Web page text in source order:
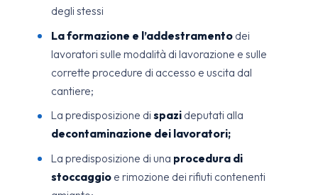
degli stessi
La formazione e l’addestramento dei
lavoratori sulle modalità di lavorazione e sulle
corrette procedure di accesso e uscita dal
cantiere;
La predisposizione di spazi deputati alla
decontaminazione dei lavoratori;
La predisposizione di una procedura di
stoccaggio e rimozione dei rifiuti contenenti